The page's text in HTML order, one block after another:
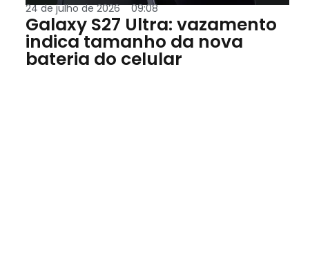
24 de julho de 2026 09:08
Galaxy S27 Ultra: vazamento
indica tamanho da nova
bateria do celular